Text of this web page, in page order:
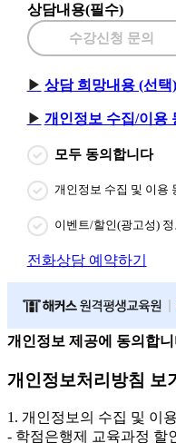
상담내용(필수)
수강신청 문의
상담 희망내용 (선택)
개인정보 수집/이용
모두 동의합니다
개인정보 수집 및 이용
이벤트/할인(광고성)
전화상담 예약하기
개인정보 제공에 동의합
개인정보처리방침 보기
1. 개인정보의 수집 및 이
- 학점은행제 교육과정 할